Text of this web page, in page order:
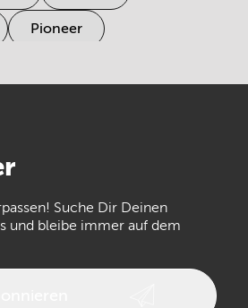
Pioneer
Epiphone
Suche Dir Deinen
und bleibe immer auf dem